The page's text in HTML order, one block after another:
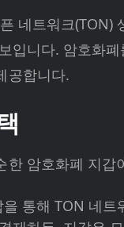
네트워크(TON)
입니다. 암호화
공합니다.
한 암호화폐 지
통해 TON 네트